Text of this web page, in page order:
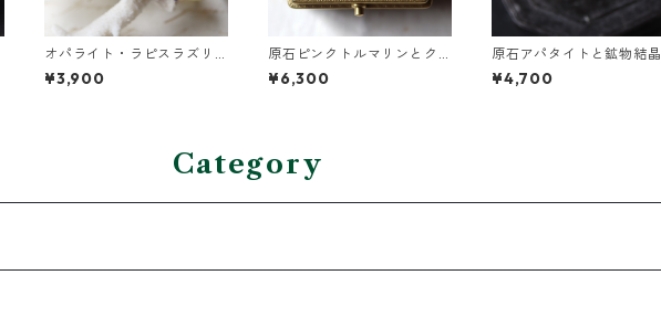
オパライト・ラピスラズリ
の2連バングル
¥3,900
原石ピンクトルマリンとク
ォーツのプチピアス
¥6,300
原石アパタイトと鉱物結晶
の真鍮幅広イヤーカフ
¥4,700
Category